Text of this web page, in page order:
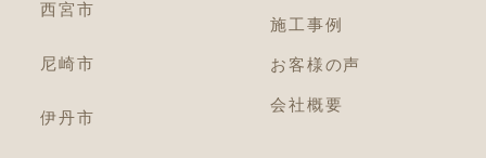
西宮市
尼崎市
伊丹市
施工事例
お客様の声
会社概要